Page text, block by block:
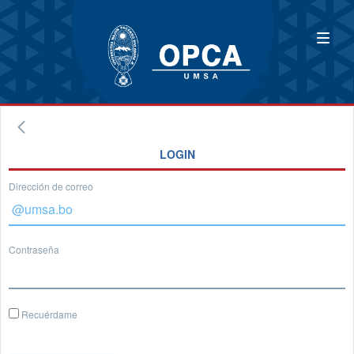
LOGIN
Dirección de correo
Contraseña
Recuérdame